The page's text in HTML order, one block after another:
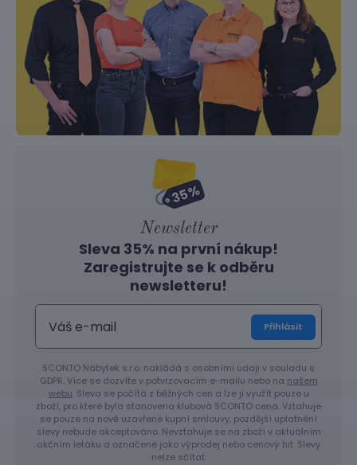
Newsletter
Sleva 35% na první nákup!
Zaregistrujte se k odběru
newsletteru!
Přihlásit
SCONTO Nábytek s.r.o. nakládá s osobními údaji v souladu s
GDPR. Více se dozvíte v potvrzovacím e-mailu nebo na našem
webu. Sleva se počítá z běžných cen a lze ji využít pouze u
zboží, pro které byla stanovena klubová SCONTO cena. Vztahuje
se pouze na nově uzavřené kupní smlouvy, pozdější uplatnění
slevy nebude akceptováno. Nevztahuje se na zboží v aktuálním
akčním letáku a označené jako výprodej nebo cenový hit. Slevy
nelze sčítat.